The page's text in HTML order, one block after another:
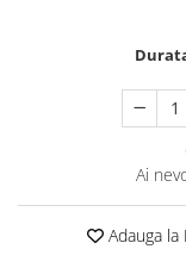
Ai
Adauga la